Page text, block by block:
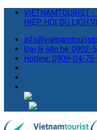
VIETNAMTOURIST
HIỆP HỘI DU LỊCH
Đại lý liên hệ: 0902-
Hotline: 0909-04-